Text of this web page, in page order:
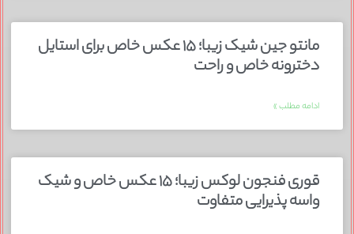
مانتو جین شیک زیبا؛ ۱۵ عکس خاص برای استایل
دخترونه خاص و راحت
ادامه مطلب »
قوری فنجون لوکس زیبا؛ ۱۵ عکس خاص و شیک
واسه پذیرایی متفاوت